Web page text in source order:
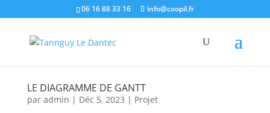
06 16 88 33 16 info@coopil.fr
LE DIAGRAMME DE GANTT
par admin | Déc 5, 2023 | Projet